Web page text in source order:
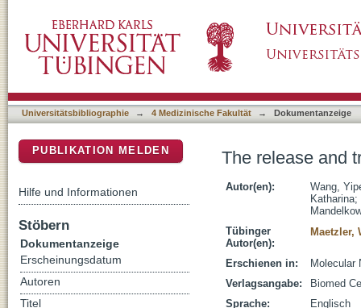
Universitätsbibliographie → 4 Medizinische Fakultät → Dokumentanzeige
The release and
Autor(en):
Wang,
Katharina;
Tübinger
Autor(en):
Maetzler,
Erschienen in:
Molecular
Verlagsangabe:
Biomed
Sprache:
Englisch
PUBLIKATION MELDEN
Hilfe und Informationen
Stöbern
Dokumentanzeige
Erscheinungsdatum
Autoren
Titel